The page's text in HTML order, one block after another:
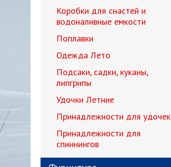
Коробки для снастей и
водоналивные емкости
Поплавки
Одежда Лето
Подсаки, садки, куканы,
липгрипы
Удочки Летние
Принадлежности для удочек
Принадлежности для
спиннингов